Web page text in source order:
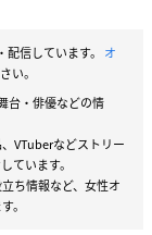
信しています。 オ
い。
台・俳優などの情
VTuberなどストリー
ています。
ち情報など、女性オ
。